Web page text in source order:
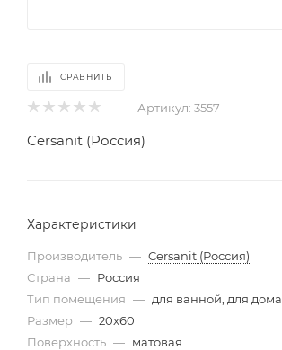
СРАВНИТЬ
Артикул: 3557
Cersanit (Россия)
Характеристики
Производитель — Cersanit (Россия)
Страна — Россия
Тип помещения — для ванной, для дома
Размер — 20x60
Поверхность — матовая